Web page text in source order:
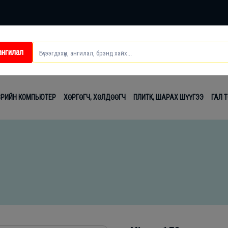
КОМПЬЮТЕР ХӨРГӨГЧ, ХӨЛДӨӨГЧ ПЛИТК, ШАРАХ ШҮҮГЭЭ ГАЛ